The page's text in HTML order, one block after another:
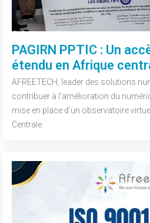
PAGIRN PPTIC : Un
étendu en Afrique
AFREETECH, leader des solutions
contribuer à l’amélioration du
mise en place d’un observatoire
Centrale.